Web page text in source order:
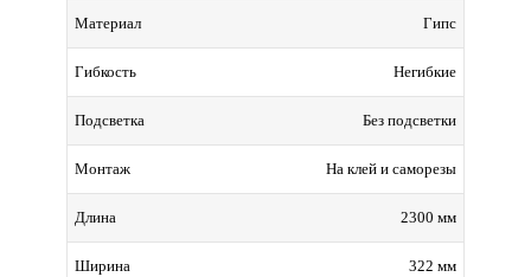
Материал Гипс
Гибкость Негибкие
Подсветка Без подсветки
Монтаж На клей и саморезы
Длина 2300 мм
Ширина 322 мм